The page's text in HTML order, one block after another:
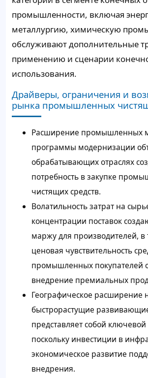
промышленности, включая
металлургию, химическую
обслуживают дополнительные
применению и сценарии
использования.
Драйверы, ограничения и
рынка промышленных
Расширение промышленных
программы модернизации
обрабатывающих отраслях
потребность в закупке
чистящих средств.
Волатильность затрат на
концентрации поставок
маржу для производителей, в
ценовая чувствительность
промышленных покупателей
внедрение премиальных
Географическое расширение
быстрорастущие
представляет собой ключевой
поскольку инвестиции в
экономическое развитие
внедрения.